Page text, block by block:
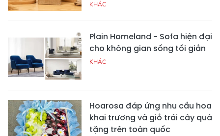
KHÁC
Plain Homeland - Sofa hiện đại
cho không gian sống tối giản
KHÁC
Hoarosa đáp ứng nhu cầu hoa
khai trương và giỏ trái cây quà
tặng trên toàn quốc